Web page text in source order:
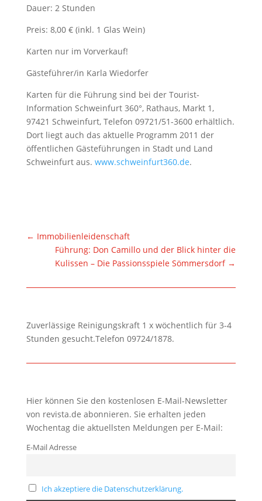
Dauer: 2 Stunden
Preis: 8,00 € (inkl. 1 Glas Wein)
Karten nur im Vorverkauf!
Gästeführer/in Karla Wiedorfer
Karten für die Führung sind bei der Tourist-
Information Schweinfurt 360°, Rathaus, Markt 1,
97421 Schweinfurt, Telefon 09721/51-3600 erhältlich.
Dort liegt auch das aktuelle Programm 2011 der
öffentlichen Gästeführungen in Stadt und Land
Schweinfurt aus. www.schweinfurt360.de.
← Immobilienleidenschaft
Führung: Don Camillo und der Blick hinter die
Kulissen – Die Passionsspiele Sömmersdorf→
Zuverlässige Reinigungskraft 1 x wöchentlich für 3-4
Stunden gesucht.Telefon 09724/1878.
Hier können Sie den kostenlosen E-Mail-Newsletter
von revista.de abonnieren. Sie erhalten jeden
Wochentag die aktuellsten Meldungen per E-Mail:
E-Mail Adresse
Ich akzeptiere die Datenschutzerklärung.